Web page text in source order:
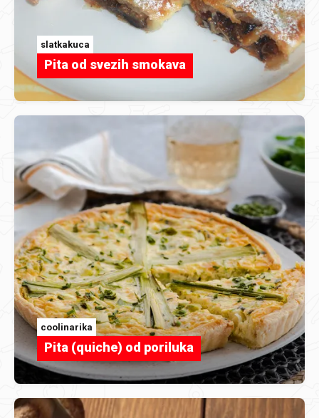
slatkakuca
Pita od svezih smokava
coolinarika
Pita (quiche) od poriluka